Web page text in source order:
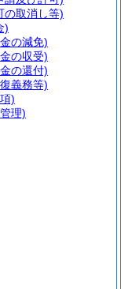
の取消し等)
)
の減免)
の収受)
の還付)
義務等)
)
理)